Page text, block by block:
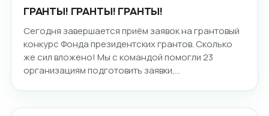
ГРАНТЫ! ГРАНТЫ! ГРАНТЫ!
Сегодня завершается приём заявок на грантовый
конкурс Фонда президентских грантов. Сколько
же сил вложено! Мы с командой помогли 23
организациям подготовить заявки,…